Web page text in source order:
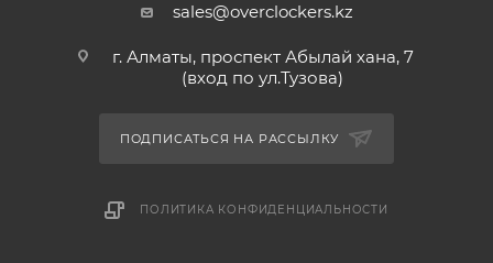
sales@overclockers.kz
г. Алматы, проспект Абылай хана, 7
(вход по ул.Тузова)
ПОДПИСАТЬСЯ НА РАССЫЛКУ
ПОЛИТИКА КОНФИДЕНЦИАЛЬНОСТИ